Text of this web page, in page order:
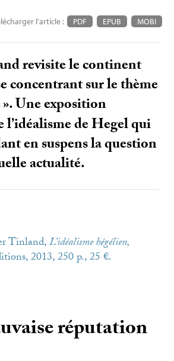
l'article : PDF EPUB MOBI
revisite le continent
concentrant sur le thème
». Une exposition
l’idéalisme de Hegel qui
en suspens la question
actualité.
Tinland,L’idéalisme hégélien,
2013, 250 p., 25 €.
réputation